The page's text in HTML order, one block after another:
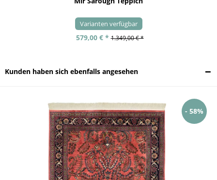
Varianten verfügbar
579,00 € * 1.349,00 € *
Kunden haben sich ebenfalls angesehen
- 58%